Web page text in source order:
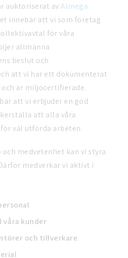
auktoriserat avAlmega
innebär att vi som företag
för våra
allmänna
beslut och
att vi har ett dokumenterat
är miljöcertifierade.
att vi erbjuder en god
att alla våra
väl utförda arbeten.
och medvetenhet kan vi styra
medverkar vi aktivt i
kunder
och tillverkare